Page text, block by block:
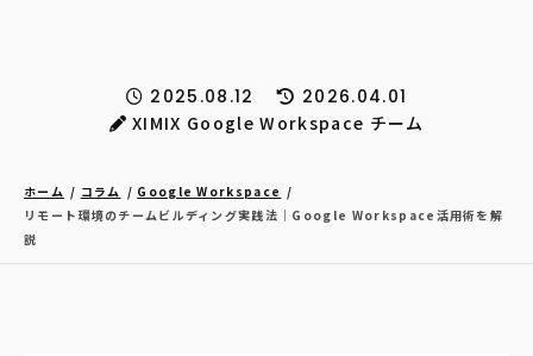
2025.08.12
2026.04.01
XIMIX Google Workspace チーム
ホーム コラム
Google Workspace
リモート環境のチームビルディング実践法｜Google Workspace活用術を解
説